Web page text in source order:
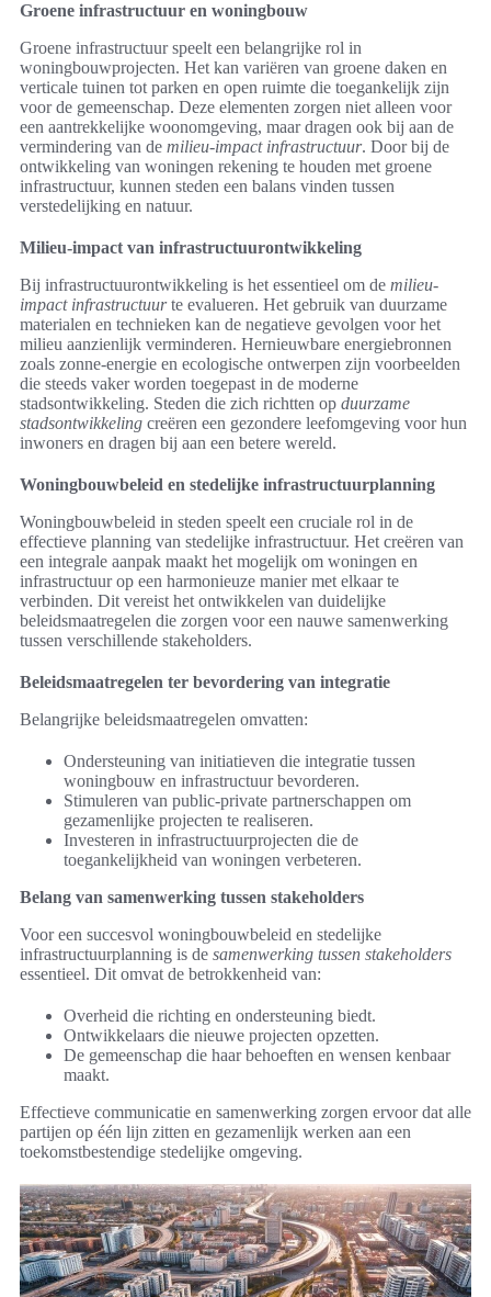
Groene infrastructuur en woningbouw
Groene infrastructuur speelt een belangrijke rol in
woningbouwprojecten. Het kan variëren van groene daken en
verticale tuinen tot parken en open ruimte die toegankelijk zijn
voor de gemeenschap. Deze elementen zorgen niet alleen voor
een aantrekkelijke woonomgeving, maar dragen ook bij aan de
vermindering van de milieu-impact infrastructuur. Door bij de
ontwikkeling van woningen rekening te houden met groene
infrastructuur, kunnen steden een balans vinden tussen
verstedelijking en natuur.
Milieu-impact van infrastructuurontwikkeling
Bij infrastructuurontwikkeling is het essentieel om de milieu-
impact infrastructuurte evalueren. Het gebruik van duurzame
materialen en technieken kan de negatieve gevolgen voor het
milieu aanzienlijk verminderen. Hernieuwbare energiebronnen
zoals zonne-energie en ecologische ontwerpen zijn voorbeelden
die steeds vaker worden toegepast in de moderne
stadsontwikkeling. Steden die zich richtten op duurzame
stadsontwikkeling creëren een gezondere leefomgeving voor hun
inwoners en dragen bij aan een betere wereld.
Woningbouwbeleid en stedelijke infrastructuurplanning
Woningbouwbeleid in steden speelt een cruciale rol in de
effectieve planning van stedelijke infrastructuur. Het creëren van
een integrale aanpak maakt het mogelijk om woningen en
infrastructuur op een harmonieuze manier met elkaar te
verbinden. Dit vereist het ontwikkelen van duidelijke
beleidsmaatregelen die zorgen voor een nauwe samenwerking
tussen verschillende stakeholders.
Beleidsmaatregelen ter bevordering van integratie
Belangrijke beleidsmaatregelen omvatten:
Ondersteuning van initiatieven die integratie tussen
woningbouw en infrastructuur bevorderen.
Stimuleren van public-private partnerschappen om
gezamenlijke projecten te realiseren.
Investeren in infrastructuurprojecten die de
toegankelijkheid van woningen verbeteren.
Belang van samenwerking tussen stakeholders
Voor een succesvol woningbouwbeleid en stedelijke
infrastructuurplanning is de samenwerking tussen stakeholders
essentieel. Dit omvat de betrokkenheid van:
Overheid die richting en ondersteuning biedt.
Ontwikkelaars die nieuwe projecten opzetten.
De gemeenschap die haar behoeften en wensen kenbaar
maakt.
Effectieve communicatie en samenwerking zorgen ervoor dat alle
partijen op één lijn zitten en gezamenlijk werken aan een
toekomstbestendige stedelijke omgeving.